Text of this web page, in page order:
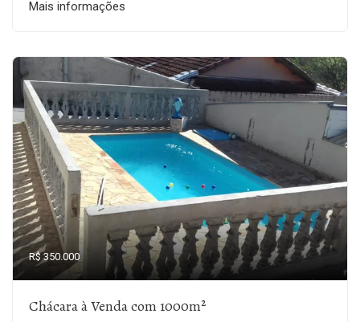
Mais informações
R$ 350.000
Chácara à Venda com 1000m²